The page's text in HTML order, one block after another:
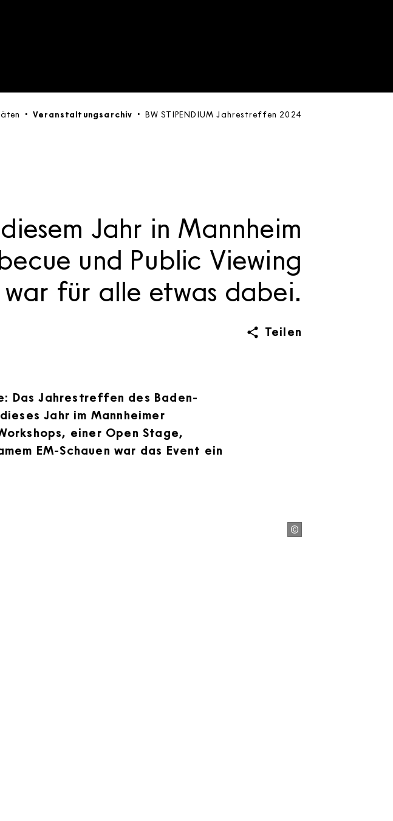
Veranstaltungsarchiv BW STIPENDIUM Jahrestreffen 2024
Jahr in Mannheim
und Public Viewing
war für alle etwas dabei.
Teilen
Das Jahrestreffen des Baden-
Jahr im Mannheimer
einer Open Stage,
EM-Schauen war das Event ein